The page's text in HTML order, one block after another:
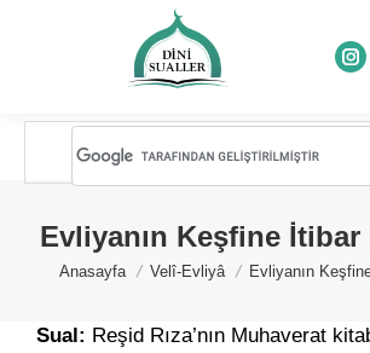
Evliyanın Keşfine
You are here:
Anasayfa Velî-Evliyâ Evliyanın
Sual: Reşid Rıza’nın Muhaverat